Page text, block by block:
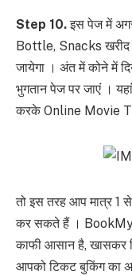
Step 10.इस पेज में
Bottle, Snacks खरीद
जायेगा । अंत में कोने में
भुगतान पेज पर जाएं ।
करके Online Movie
तो इस तरह आप मात्र
कर सकते हैं ।
काफी आसान है, खासकर
आपको टिकट बुकिंग का